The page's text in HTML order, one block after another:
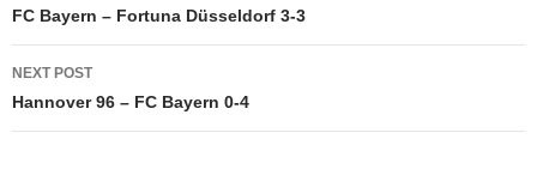
navigation
FC Bayern – Fortuna Düsseldorf 3-3
NEXT POST
Hannover 96 – FC Bayern 0-4